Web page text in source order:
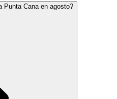
Punta Cana en agosto?